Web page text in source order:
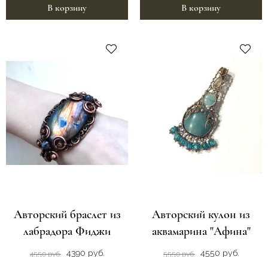
В корзину В корзину
Авторский браслет из
лабрадора Фиджи
4550 руб. 4390 руб.
Авторский кулон из
аквамарина "Афина"
5550 руб. 4550 руб.